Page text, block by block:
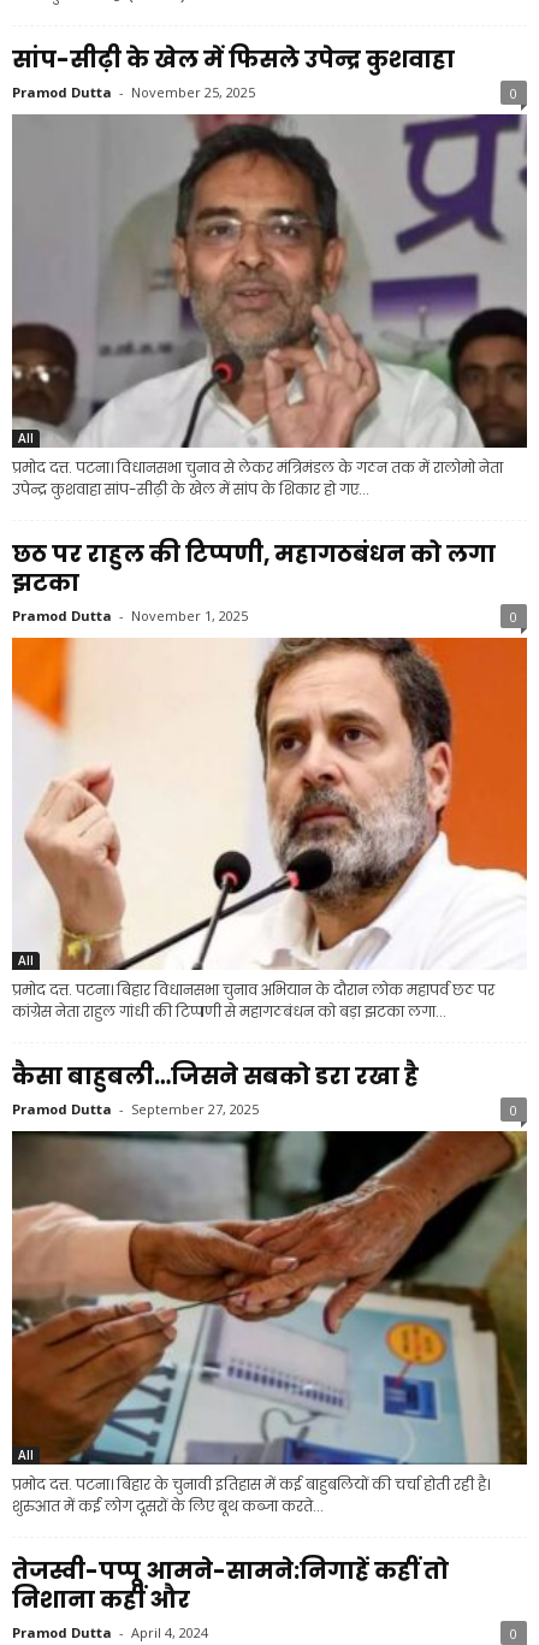
सांप-सीढ़ी के खेल में फिसले उपेन्द्र कुशवाहा
Pramod Dutta - November 25, 2025 0
All
प्रमोद दत्त. पटना। विधानसभा चुनाव से लेकर मंत्रिमंडल के गठन तक में रालोमो नेता
उपेन्द्र कुशवाहा सांप-सीढ़ी के खेल में सांप के शिकार हो गए...
छठ पर राहुल की टिप्पणी, महागठबंधन को लगा
झटका
Pramod Dutta - November 1, 2025 0
All
प्रमोद दत्त. पटना। बिहार विधानसभा चुनाव अभियान के दौरान लोक महापर्व छठ पर
कांग्रेस नेता राहुल गांधी की टिप्पणी से महागठबंधन को बड़ा झटका लगा...
कैसा बाहुबली…जिसने सबको डरा रखा है
Pramod Dutta - September 27, 2025 0
All
प्रमोद दत्त. पटना। बिहार के चुनावी इतिहास में कई बाहुबलियों की चर्चा होती रही है।
शुरुआत में कई लोग दूसरों के लिए बूथ कब्जा करते...
तेजस्वी-पप्पू आमने-सामने:निगाहें कहीं तो
निशाना कहीं और
Pramod Dutta - April 4, 2024 0